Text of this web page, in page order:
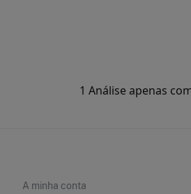
A minha conta